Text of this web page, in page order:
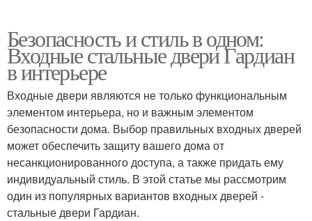
Безопасность и стиль в одном:
Входные стальные двери Гардиан
в интерьере
Входные двери являются не только функциональным
элементом интерьера, но и важным элементом
безопасности дома. Выбор правильных входных дверей
может обеспечить защиту вашего дома от
несанкционированного доступа, а также придать ему
индивидуальный стиль. В этой статье мы рассмотрим
один из популярных вариантов входных дверей -
стальные двери Гардиан.